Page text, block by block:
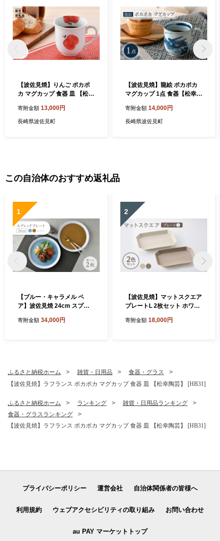
【波佐見焼】りんご ポカポ
カ マグカップ 食器 皿 【松幸
寄附金額 13,000円
長崎県波佐見町
【波佐見焼】龍絵 ポカポカ
マグカップ 1点 食器【松幸陶
寄附金額 14,000円
長崎県波佐見町
この自治体のおすすめ返礼品
1
【ブルー・キャラメル ペ
ア】波佐見焼 24cm スプレ
55]
寄附金額 34,000円
2
【波佐見焼】マットスクエア
プレートL 2枚セット ホワイ
たか】 [VA158]
寄附金額 18,000円
ふるさと納税ホーム 雑貨・日用品
食器・グラス
【波佐見焼】ラフランス ポカポカ マグカップ 食器 皿 【松幸陶芸】 [HB31]
ふるさと納税ホーム ランキング
雑貨・日用品ランキング
食器・グラスランキング
【波佐見焼】ラフランス ポカポカ マグカップ 食器 皿 【松幸陶芸】 [HB31]
プライバシーポリシー 運営会社 自治体関係者の皆様へ
利用規約 ウェブアクセシビリティの取り組み お問い合わせ
au PAY マーケットトップ